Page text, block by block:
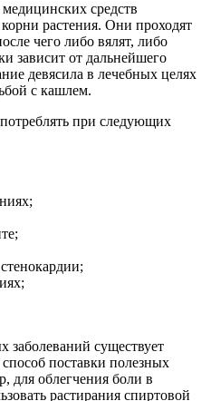
средств
растения. Они проходят
чего либо вялят, либо
зависит от дальнейшего
девясила в лечебных целях
с кашлем.
при следующих
заболеваний существует
поставки полезных
для облегчения боли в
растирания спиртовой